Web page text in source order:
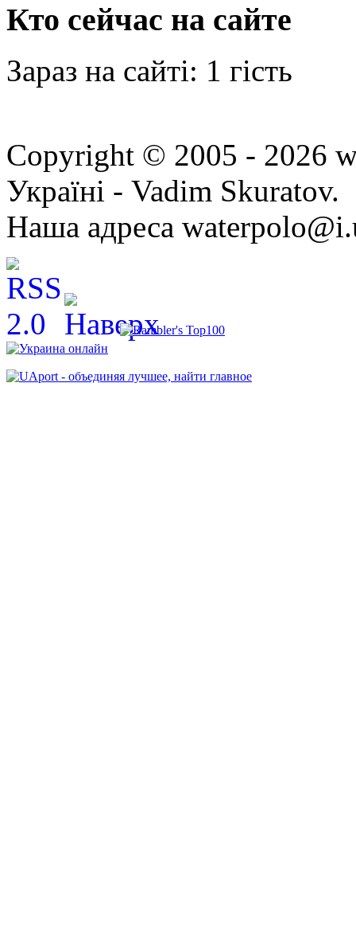
Кто сейчас на сайте
Зараз на сайті: 1 гість
Copyright © 2005 - 2026
Україні - Vadim Skuratov.
Наша адреса